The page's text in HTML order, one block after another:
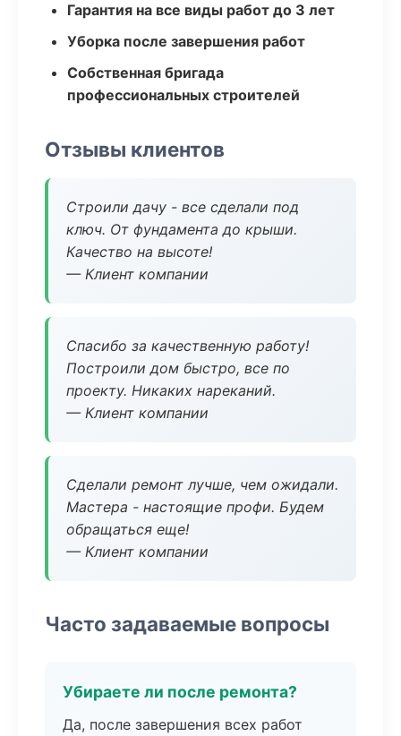
Гарантия на все виды работ до 3 лет
Уборка после завершения работ
Собственная бригада
профессиональных строителей
Отзывы клиентов
Строили дачу - все сделали под
ключ. От фундамента до крыши.
Качество на высоте!
— Клиент компании
Спасибо за качественную работу!
Построили дом быстро, все по
проекту. Никаких нареканий.
— Клиент компании
Сделали ремонт лучше, чем ожидали.
Мастера - настоящие профи. Будем
обращаться еще!
— Клиент компании
Часто задаваемые вопросы
Убираете ли после ремонта?
Да, после завершения всех работ